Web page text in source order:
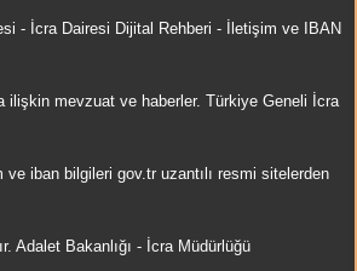
- İcra Dairesi Dijital Rehberi - İletişim ve IBAN
ilişkin mevzuat ve haberler. Türkiye Geneli İcra
ve iban bilgileri gov.tr uzantılı resmi sitelerden
Adalet Bakanlığı - İcra Müdürlüğü